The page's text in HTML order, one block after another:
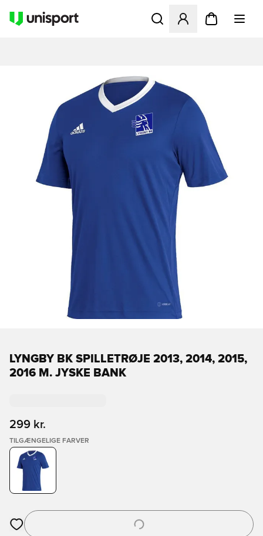
Åbner en Modal til at
LYNGBY BK SPILLETRØJE 2013, 2014, 2015,
2016 M. JYSKE BANK
299 kr.
TILGÆNGELIGE FARVER
Åbner en Modal til at logge ind eller tilmelde dig som medlem